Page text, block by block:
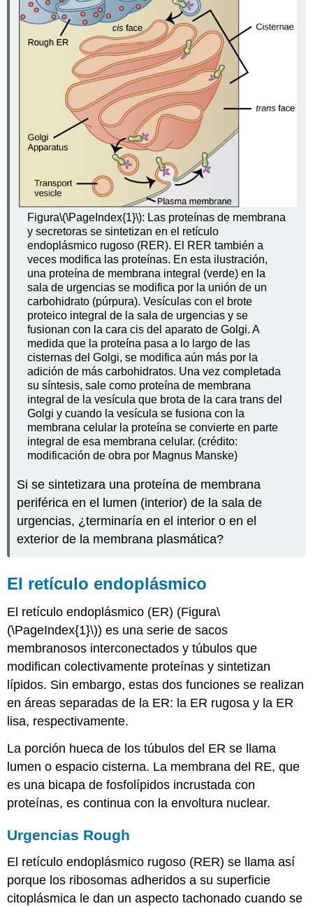
Figura\(\PageIndex{1}\): Las proteínas de membrana
y secretoras se sintetizan en el retículo
endoplásmico rugoso (RER). El RER también a
veces modifica las proteínas. En esta ilustración,
una proteína de membrana integral (verde) en la
sala de urgencias se modifica por la unión de un
carbohidrato (púrpura). Vesículas con el brote
proteico integral de la sala de urgencias y se
fusionan con la cara cis del aparato de Golgi. A
medida que la proteína pasa a lo largo de las
cisternas del Golgi, se modifica aún más por la
adición de más carbohidratos. Una vez completada
su síntesis, sale como proteína de membrana
integral de la vesícula que brota de la cara trans del
Golgi y cuando la vesícula se fusiona con la
membrana celular la proteína se convierte en parte
integral de esa membrana celular. (crédito:
modificación de obra por Magnus Manske)
Si se sintetizara una proteína de membrana
periférica en el lumen (interior) de la sala de
urgencias, ¿terminaría en el interior o en el
exterior de la membrana plasmática?
El retículo endoplásmico
El retículo endoplásmico (ER) (Figura\
(\PageIndex{1}\)) es una serie de sacos
membranosos interconectados y túbulos que
modifican colectivamente proteínas y sintetizan
lípidos. Sin embargo, estas dos funciones se realizan
en áreas separadas de la ER: la ER rugosa y la ER
lisa, respectivamente.
La porción hueca de los túbulos del ER se llama
lumen o espacio cisterna. La membrana del RE, que
es una bicapa de fosfolípidos incrustada con
proteínas, es continua con la envoltura nuclear.
Urgencias Rough
El retículo endoplásmico rugoso (RER) se llama así
porque los ribosomas adheridos a su superficie
citoplásmica le dan un aspecto tachonado cuando se